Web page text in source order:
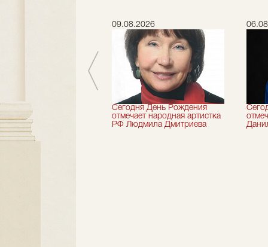
искусств
Николай Максимов
09.08.2026
Сегодня День Рождения
отмечает народная артистка
РФ Людмила Дмитриева